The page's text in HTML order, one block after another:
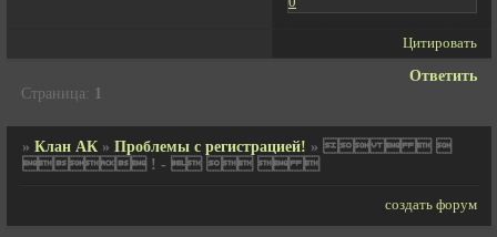
Цитировать
Ответить
Страница:
1
» Клан АК » Проблемы с регистрацией! »    
 ! -    
создать форум